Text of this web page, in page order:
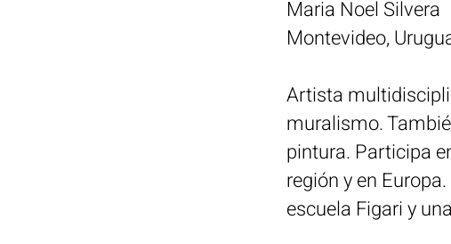
Maria Noel Silvera
Montevideo,
Artista
muralismo.
pintura. Participa
región y en
escuela Figari y